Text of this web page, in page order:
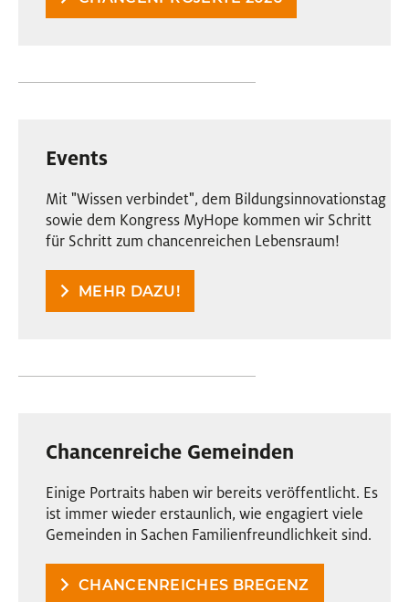
Events
Mit "Wissen verbindet", dem Bildungsinnovationstag
sowie dem Kongress MyHope kommen wir Schritt
für Schritt zum chancenreichen Lebensraum!
MEHR DAZU!
Chancenreiche Gemeinden
Einige Portraits haben wir bereits veröffentlicht. Es
ist immer wieder erstaunlich, wie engagiert viele
Gemeinden in Sachen Familienfreundlichkeit sind.
CHANCENREICHES BREGENZ